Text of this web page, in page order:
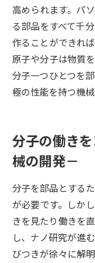
大学で学べる内容
新増設大学・学部・学
データサイエンス特集
新学年スタート号特集ペ
（高3生用）
SELFBRAND特集ページ
オープンキャンパ
オープンキャンパス検索
高められます。パ
る部品をすべて千
作ることができれ
原子や分子は物質
分子一つひとつを
極の性能を持つ機
分子の働き
械の開発－
分子を部品とする
が必要です。しか
きを見たり働きを
し、ナノ研究が進
びつきが徐々に解